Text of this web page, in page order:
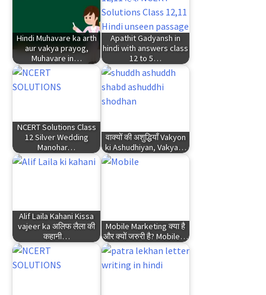
Hindi Muhavare ka arth
aur vakya prayog,
Muhavare in…
Apathit Gadyansh in
hindi with answers class
12 to 5…
NCERT Solutions Class
12 Silver Wedding
Manohar…
वाक्यों की अशुद्धियाँ Vakyon
ki Ashudhiyan, Vakya…
Alif Laila Kahani Kissa
vajeer ka अलिफ लैला की
कहानी…
Mobile Marketing क्या है
और क्यों जरुरी है? Mobile…